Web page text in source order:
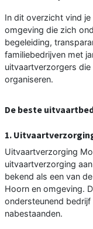
In dit overzicht vind
omgeving die zich
begeleiding,
familiebedrijven met
uitvaartverzorgers
organiseren.
De beste
1.
Uitvaartverzorging
uitvaartverzorging
bekend als een van
Hoorn en omgeving.
ondersteunend
nabestaanden.